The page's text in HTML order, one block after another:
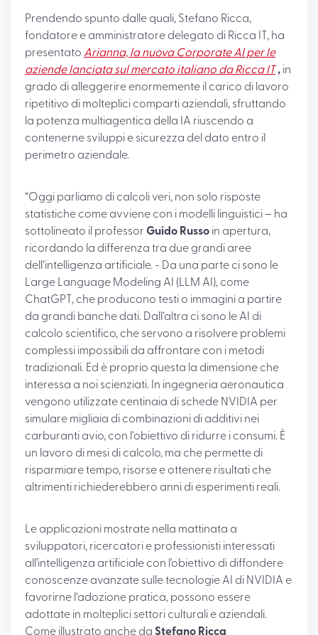
Prendendo spunto dalle quali, Stefano Ricca,
fondatore e amministratore delegato di Ricca IT, ha
presentato Arianna, la nuova Corporate AI per le
aziende lanciata sul mercato italiano da Ricca IT , in
grado di alleggerire enormemente il carico di lavoro
ripetitivo di molteplici comparti aziendali, sfruttando
la potenza multiagentica della IA riuscendo a
contenerne sviluppi e sicurezza del dato entro il
perimetro aziendale.
“Oggi parliamo di calcoli veri, non solo risposte
statistiche come avviene con i modelli linguistici – ha
sottolineato il professor Guido Russo in apertura,
ricordando la differenza tra due grandi aree
dell’intelligenza artificiale. - Da una parte ci sono le
Large Language Modeling AI (LLM AI), come
ChatGPT, che producono testi o immagini a partire
da grandi banche dati. Dall’altra ci sono le AI di
calcolo scientifico, che servono a risolvere problemi
complessi impossibili da affrontare con i metodi
tradizionali. Ed è proprio questa la dimensione che
interessa a noi scienziati. In ingegneria aeronautica
vengono utilizzate centinaia di schede NVIDIA per
simulare migliaia di combinazioni di additivi nei
carburanti avio, con l’obiettivo di ridurre i consumi. È
un lavoro di mesi di calcolo, ma che permette di
risparmiare tempo, risorse e ottenere risultati che
altrimenti richiederebbero anni di esperimenti reali.
Le applicazioni mostrate nella mattinata a
sviluppatori, ricercatori e professionisti interessati
all'intelligenza artificiale con l'obiettivo di diffondere
conoscenze avanzate sulle tecnologie AI di NVIDIA e
favorirne l’adozione pratica, possono essere
adottate in molteplici settori culturali e aziendali.
Come illustrato anche da Stefano Ricca